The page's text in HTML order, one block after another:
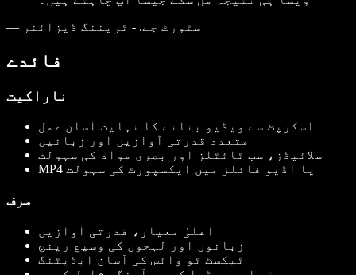
— سٹورٹ جے. - ٹریننگ ڈیزائنر
فائدے
ناراکیت
اسکرپٹ سے ویڈیو بنانے کا نہایت آسان عمل
متعدد قدرتی آوازیں اور زبانیں
سلائیڈز، سب ٹائٹلز اور بصری مواد کی سہولت
MP4 یا آڈیو فائلز میں ایکسپورٹ کی سہولت
مرف
اعلیٰ معیار، قدرتی آوازیں
زبانوں اور لہجوں کی وسیع رینج
ٹیکسٹ ٹو وائس کی آسان ایڈیٹنگ